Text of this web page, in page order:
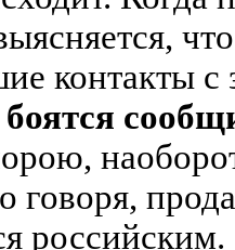
контакты
говоря,
российским.